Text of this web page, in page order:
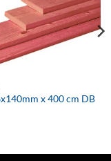
x 400 cm DB